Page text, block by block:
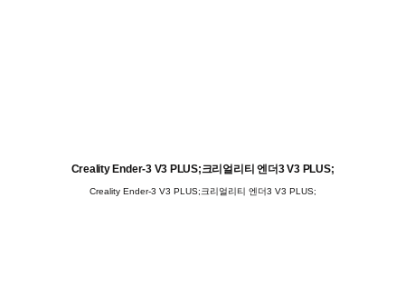
Creality Ender-3 V3 PLUS;크리얼리티 엔더3 V3 PLUS;
Creality Ender-3 V3 PLUS;크리얼리티 엔더3 V3 PLUS;